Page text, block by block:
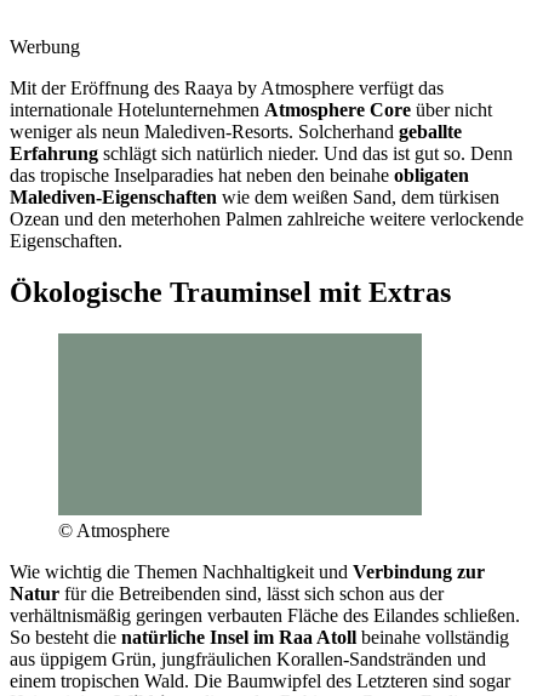
Werbung
Mit der Eröffnung des Raaya by Atmosphere verfügt das
internationale Hotelunternehmen Atmosphere Core über nicht
weniger als neun Malediven-Resorts. Solcherhand geballte
Erfahrung schlägt sich natürlich nieder. Und das ist gut so. Denn
das tropische Inselparadies hat neben den beinahe obligaten
Malediven-Eigenschaften wie dem weißen Sand, dem türkisen
Ozean und den meterhohen Palmen zahlreiche weitere verlockende
Eigenschaften.
Ökologische Trauminsel mit Extras
© Atmosphere
Wie wichtig die Themen Nachhaltigkeit und Verbindung zur
Natur für die Betreibenden sind, lässt sich schon aus der
verhältnismäßig geringen verbauten Fläche des Eilandes schließen.
So besteht die natürliche Insel im Raa Atoll beinahe vollständig
aus üppigem Grün, jungfräulichen Korallen-Sandstränden und
einem tropischen Wald. Die Baumwipfel des Letzteren sind sogar